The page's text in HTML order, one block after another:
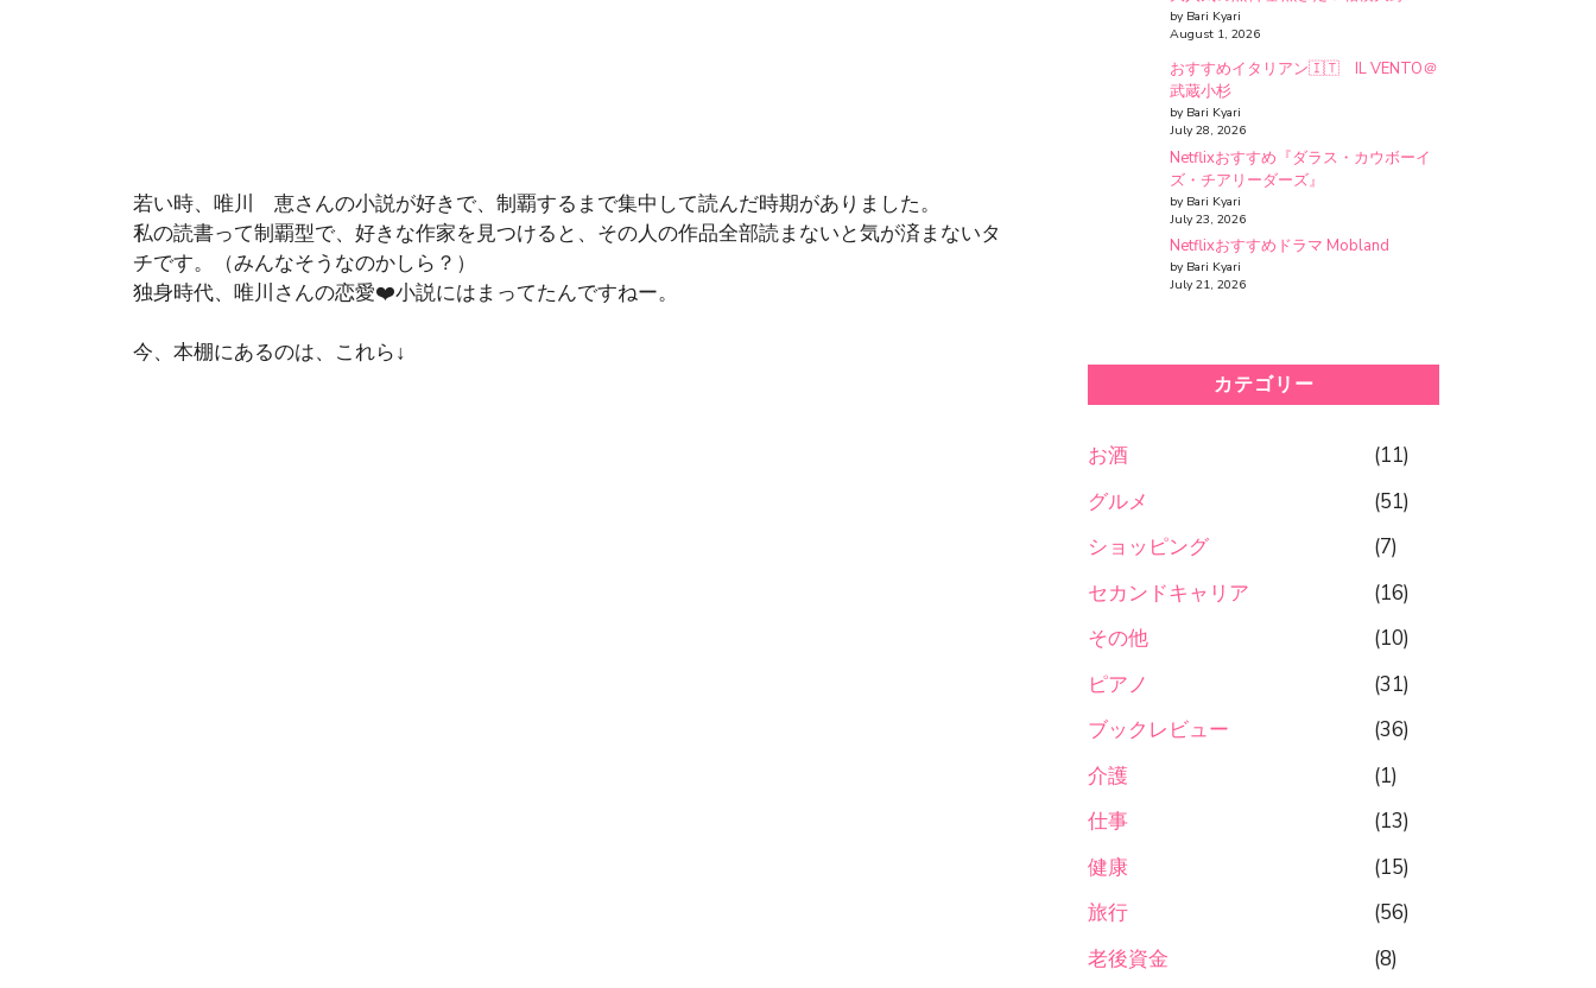
若い時、唯川 恵さんの小説が好きで、制覇するまで集中して読んだ時期がありました。
私の読書って制覇型で、好きな作家を見つけると、その人の作品全部読まないと気が済まないタ
チです。（みんなそうなのかしら？）
独身時代、唯川さんの恋愛❤️小説にはまってたんですねー。
今、本棚にあるのは、これら↓
by Bari Kyari
August 1, 2026
おすすめイタリアン🇮🇹 IL VENTO＠
武蔵小杉
by Bari Kyari
July 28, 2026
Netflixおすすめ『ダラス・カウボーイ
ズ・チアリーダーズ』
by Bari Kyari
July 23, 2026
Netflixおすすめドラマ Mobland
by Bari Kyari
July 21, 2026
カテゴリー
お酒
(11)
グルメ
(51)
ショッピング
(7)
セカンドキャリア
(16)
その他
(10)
ピアノ
(31)
ブックレビュー
(36)
介護
(1)
仕事
(13)
健康
(15)
旅行
(56)
老後資金
(8)